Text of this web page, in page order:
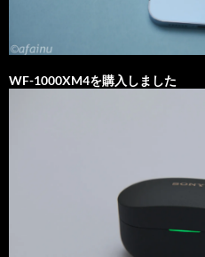
WF-1000XM4を購入しました